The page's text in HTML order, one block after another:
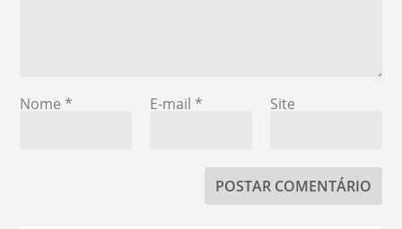
Nome * E-mail * Site